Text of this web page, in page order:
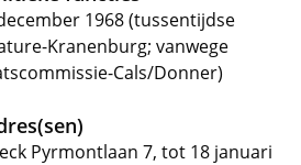
1968 (tussentijdse
Kranenburg; vanwege
Cals/Donner)
Pyrmontlaan 7, tot 18 januari